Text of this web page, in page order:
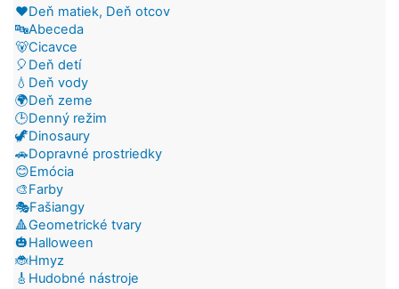
❤️Deň matiek, Deň otcov
🔤Abeceda
🐻Cicavce
🎈Deň detí
💧Deň vody
🌍Deň zeme
🕒Denný režim
🦖Dinosaury
🚗Dopravné prostriedky
😊Emócia
🎨Farby
🎭Fašiangy
🔺Geometrické tvary
🎃Halloween
🐞Hmyz
🎸Hudobné nástroje